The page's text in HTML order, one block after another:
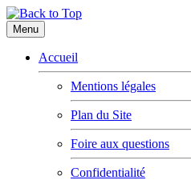
Menu
Accueil
Mentions légales
Plan du Site
Foire aux questions
Confidentialité